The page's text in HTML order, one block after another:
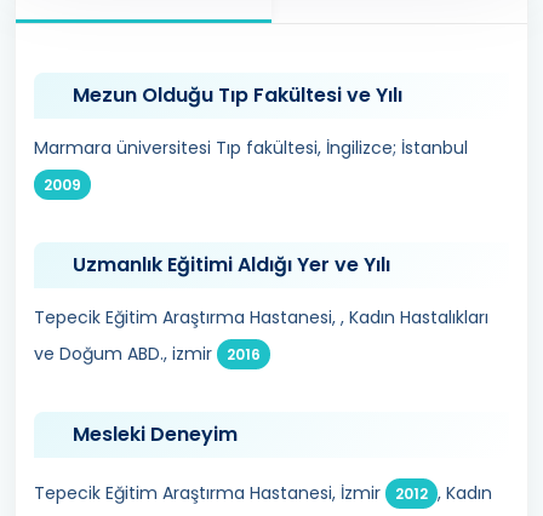
Mezun Olduğu Tıp Fakültesi ve Yılı
Marmara üniversitesi Tıp fakültesi, İngilizce; İstanbul
2009
Uzmanlık Eğitimi Aldığı Yer ve Yılı
Tepecik Eğitim Araştırma Hastanesi, , Kadın Hastalıkları
ve Doğum ABD., izmir
2016
Mesleki Deneyim
Tepecik Eğitim Araştırma Hastanesi, İzmir 2012 , Kadın